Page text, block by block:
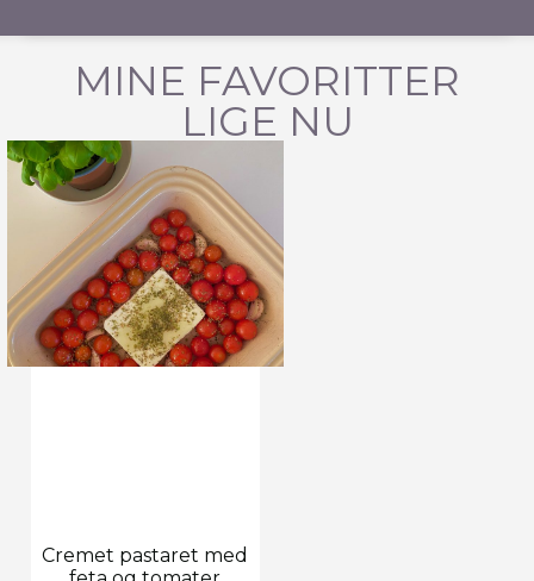
MINE FAVORITTER
LIGE NU
Cremet pastaret med